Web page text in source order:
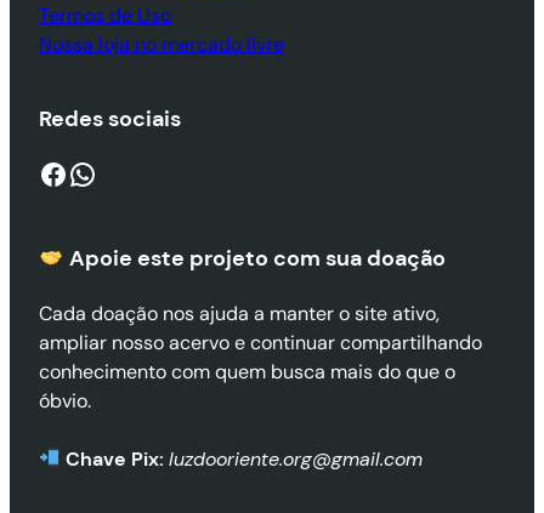
Termos de Uso
Nossa loja no mercado livre
Redes sociais
Facebook WhatsApp
Apoie este projeto com sua doação
Cada doação nos ajuda a manter o site ativo,
ampliar nosso acervo e continuar compartilhando
conhecimento com quem busca mais do que o
óbvio.
Chave Pix: luzdooriente.org@gmail.com